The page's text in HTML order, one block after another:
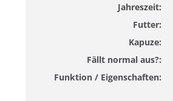
Jahreszeit:
Futter:
Kapuze:
Fällt normal aus?:
Funktion / Eigenschaften: